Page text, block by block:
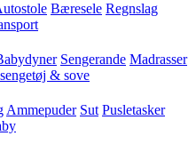
Bæresele Regnslag
Sengerande Madrasser
& sove
Ammepuder Sut Pusletasker